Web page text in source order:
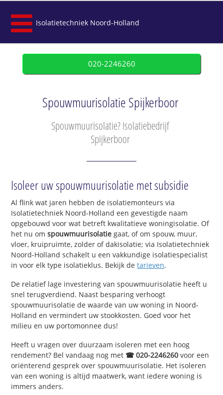
Isolatietechniek Noord-Holland
020-2246260
Spouwmuurisolatie Spijkerboor
Spouwmuurisolatie? Isolatiebedrijf
Spijkerboor
Isoleer uw spouwmuurisolatie met subsidie
Al flink wat jaren hebben de isolatiemonteurs via
Isolatietechniek Noord-Holland een gevestigde naam
opgebouwd voor wat betreft kwalitatieve woningisolatie. Of
het nu omspouwmuurisolatie gaat, of om spouw, muur,
vloer, kruipruimte, zolder of dakisolatie; via Isolatietechniek
Noord-Holland schakelt u een vakkundige isolatiespecialist
in voor elk type isolatieklus. Bekijk detarieven.
De relatief lage investering van spouwmuurisolatie heeft u
snel terugverdiend. Naast besparing verhoogt
spouwmuurisolatie de waarde van uw woning in Noord-
Holland en vermindert uw stookkosten. Goed voor het
milieu en uw portomonnee dus!
Heeft u vragen over duurzaam isoleren met een hoog
rendement? Bel vandaag nog met ☎ 020-2246260 voor een
oriënterend gesprek over spouwmuurisolatie. Het isoleren
van een woning is altijd maatwerk, want iedere woning is
immers anders.